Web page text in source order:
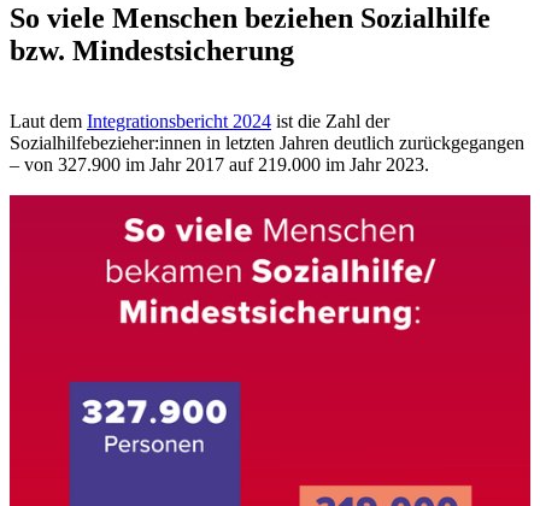
So viele Menschen beziehen Sozialhilfe
bzw. Mindestsicherung
Laut dem Integrationsbericht 2024 ist die Zahl der
Sozialhilfebezieher:innen in letzten Jahren deutlich zurückgegangen
– von 327.900 im Jahr 2017 auf 219.000 im Jahr 2023.